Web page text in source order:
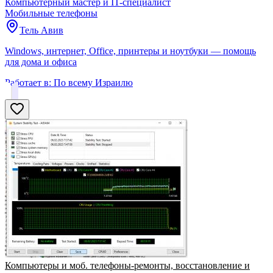
Мобильные телефоны
Тель Авив
Windows, интернет, Office, принтеры и ноутбуки — помощь
для дома и офиса
Работает в: По всему Израилю
Компьютеры и моб. телефоны-ремонты, восстановление и